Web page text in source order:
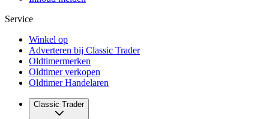
Service
Winkel op
Adverteren bij Classic Trader
Oldtimermerken
Oldtimer verkopen
Oldtimer Handelaren
Classic Trader